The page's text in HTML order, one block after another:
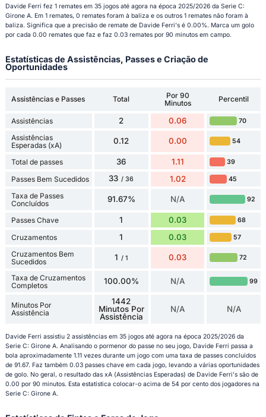
Davide Ferri fez 1 remates em 35 jogos até agora na época 2025/2026 da Serie C:
Girone A. Em 1 remates, 0 remates foram à baliza e os outros 1 remates não foram à
baliza. Significa que a precisão de remate de Davide Ferri's é 0.00%. Marca um golo
por cada 0.00 remates que faz e faz 0.03 remates por 90 minutos em campo.
Estatísticas de Assistências, Passes e Criação de
Oportunidades
Assistências e Passes Total
Por 90
Minutos
Percentil
Assistências 2 0.06 70
Assistências
Esperadas (xA)
0.12 0.00 54
Total de passes 36 1.11 39
Passes Bem Sucedidos 33 / 36 1.02 45
Taxa de Passes
Concluídos
91.67% N/A 92
Passes Chave 1 0.03 68
Cruzamentos 1 0.03 57
Cruzamentos Bem
Sucedidos
1 / 1 0.03 72
Taxa de Cruzamentos
Completos
100.00% N/A 99
Minutos Por
Assistência
1442
Minutos Por
Assistência
N/A N/A
Davide Ferri assistiu 2 assistências em 35 jogos até agora na época 2025/2026 da
Serie C: Girone A. Analisando o pormenor do passe no seu jogo, Davide Ferri passa a
bola aproximadamente 1.11 vezes durante um jogo com uma taxa de passes concluídos
de 91.67. Faz também 0.03 passes chave em cada jogo, levando a várias oportunidades
de golo. No geral, o resultado das xA (Assistências Esperadas) de Davide Ferri's são de
0.00 por 90 minutos. Esta estatística colocar-o acima de 54 por cento dos jogadores na
Serie C: Girone A.